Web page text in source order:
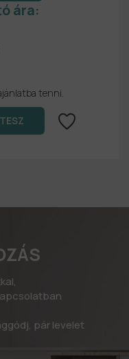
ára:
tenni.
pár levelet